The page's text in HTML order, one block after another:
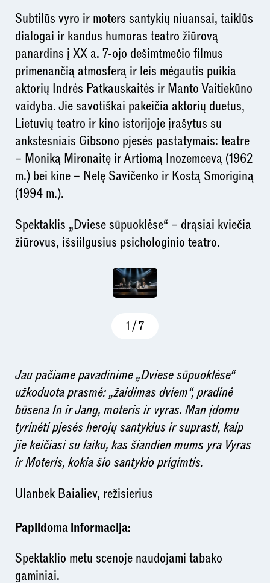
Subtilūs vyro ir moters santykių niuansai, taiklūs
dialogai ir kandus humoras teatro žiūrovą
panardins į XX a. 7-ojo dešimtmečio filmus
primenančią atmosferą ir leis mėgautis puikia
aktorių Indrės Patkauskaitės ir Manto Vaitiekūno
vaidyba. Jie savotiškai pakeičia aktorių duetus,
Lietuvių teatro ir kino istorijoje įrašytus su
ankstesniais Gibsono pjesės pastatymais: teatre
– Moniką Mironaitę ir Artiomą Inozemcevą (1962
m.) bei kine – Nelę Savičenko ir Kostą Smoriginą
(1994 m.).
Spektaklis „Dviese sūpuoklėse“ – drąsiai kviečia
žiūrovus, išsiilgusius psichologinio teatro.
1 /7
Jau pačiame pavadinime „Dviese sūpuoklėse“
užkoduota prasmė: „žaidimas dviem“, pradinė
būsena In ir Jang, moteris ir vyras. Man įdomu
tyrinėti pjesės herojų santykius ir suprasti, kaip
jie keičiasi su laiku, kas šiandien mums yra Vyras
ir Moteris, kokia šio santykio prigimtis.
Ulanbek Baialiev, režisierius
Papildoma informacija:
Spektaklio metu scenoje naudojami tabako
gaminiai.